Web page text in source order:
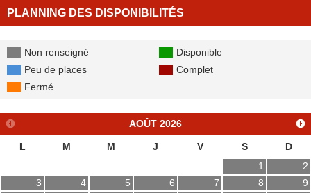
PLANNING DES DISPONIBILITÉS
Non renseigné
Disponible
Peu de places
Complet
Fermé
AOÛT 2026
L M M J V S
D
1
2
3
4 5 6 7 8
9